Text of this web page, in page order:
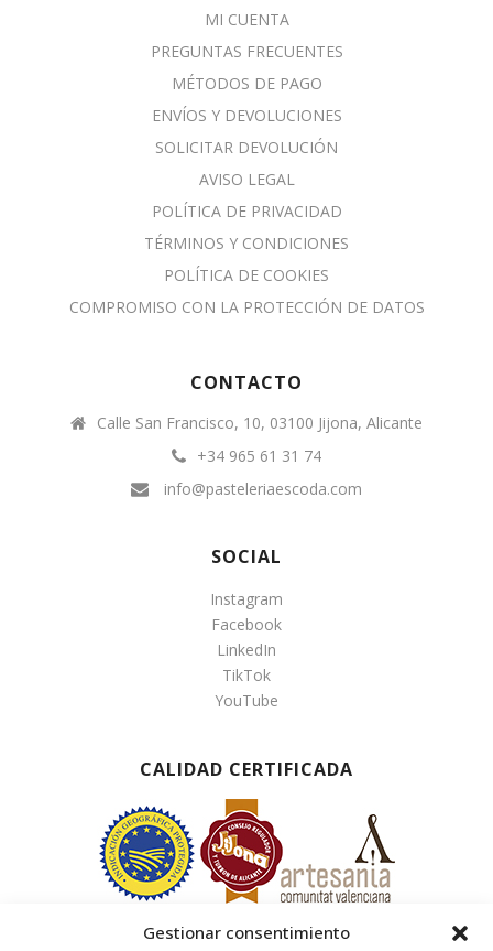
Gestionar consentimiento
MI CUENTA
PREGUNTAS FRECUENTES
MÉTODOS DE PAGO
ENVÍOS Y DEVOLUCIONES
SOLICITAR DEVOLUCIÓN
AVISO LEGAL
POLÍTICA DE PRIVACIDAD
TÉRMINOS Y CONDICIONES
POLÍTICA DE COOKIES
COMPROMISO CON LA PROTECCIÓN DE DATOS
CONTACTO
Calle San Francisco, 10, 03100 Jijona, Alicante
+34 965 61 31 74
info@pasteleriaescoda.com
SOCIAL
Instagram
Facebook
LinkedIn
TikTok
YouTube
CALIDAD CERTIFICADA